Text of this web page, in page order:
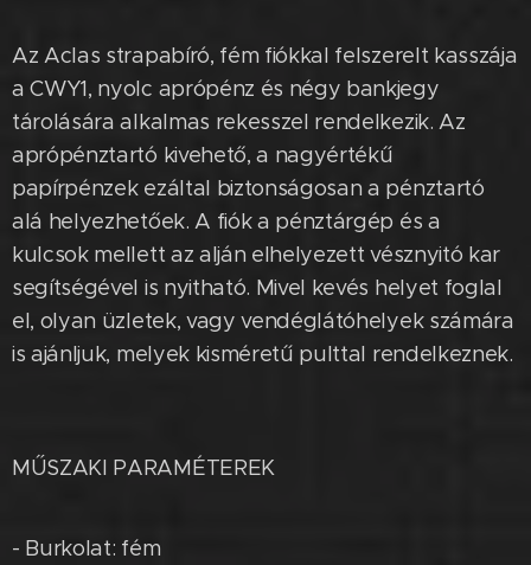
Az Aclas strapabíró, fém fiókkal felszerelt kasszája
a CWY1, nyolc aprópénz és négy bankjegy
tárolására alkalmas rekesszel rendelkezik. Az
aprópénztartó kivehető, a nagyértékű
papírpénzek ezáltal biztonságosan a pénztartó
alá helyezhetőek. A fiók a pénztárgép és a
kulcsok mellett az alján elhelyezett vésznyitó kar
segítségével is nyitható. Mivel kevés helyet foglal
el, olyan üzletek, vagy vendéglátóhelyek számára
is ajánljuk, melyek kisméretű pulttal rendelkeznek.
MŰSZAKI PARAMÉTEREK
- Burkolat: fém